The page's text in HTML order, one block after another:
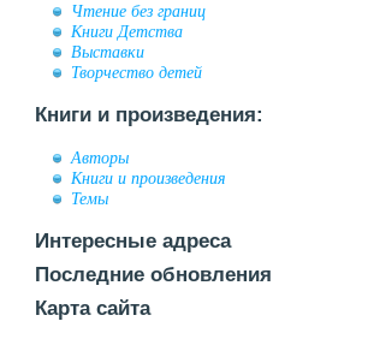
Чтение без границ
Книги Детства
Выставки
Творчество детей
Книги и произведения:
Авторы
Книги и произведения
Темы
Интересные адреса
Последние обновления
Карта сайта